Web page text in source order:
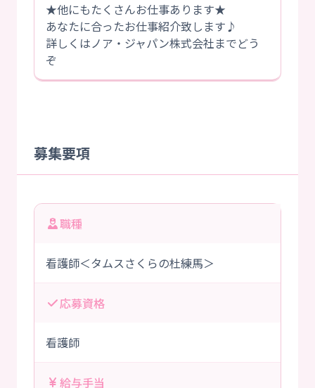
★他にもたくさんお仕事あります★
あなたに合ったお仕事紹介致します♪
詳しくはノア・ジャパン株式会社までどう
ぞ
募集要項
職種
看護師＜タムスさくらの杜練馬＞
応募資格
看護師
給与手当